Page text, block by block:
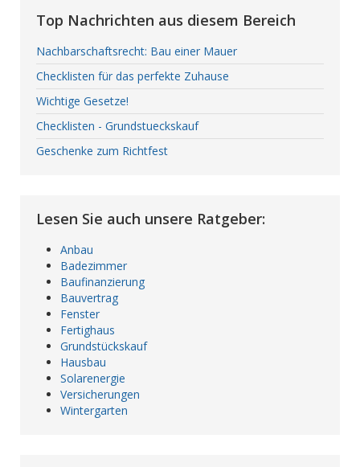
Top Nachrichten aus diesem Bereich
Nachbarschaftsrecht: Bau einer Mauer
Checklisten für das perfekte Zuhause
Wichtige Gesetze!
Checklisten - Grundstueckskauf
Geschenke zum Richtfest
Lesen Sie auch unsere Ratgeber:
Anbau
Badezimmer
Baufinanzierung
Bauvertrag
Fenster
Fertighaus
Grundstückskauf
Hausbau
Solarenergie
Versicherungen
Wintergarten